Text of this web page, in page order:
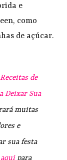
e
como
de açúcar.
Receitas de
Deixar Sua
muitas
e
sua festa